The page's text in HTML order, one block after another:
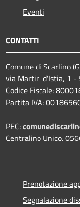
Eventi
CONTATTI
Comune di Scarlino
via Martiri d'Istia, 1 -
Codice Fiscale:
Partita IVA:
PEC:
Centralino Unico:
Prenotazione
Segnalazione